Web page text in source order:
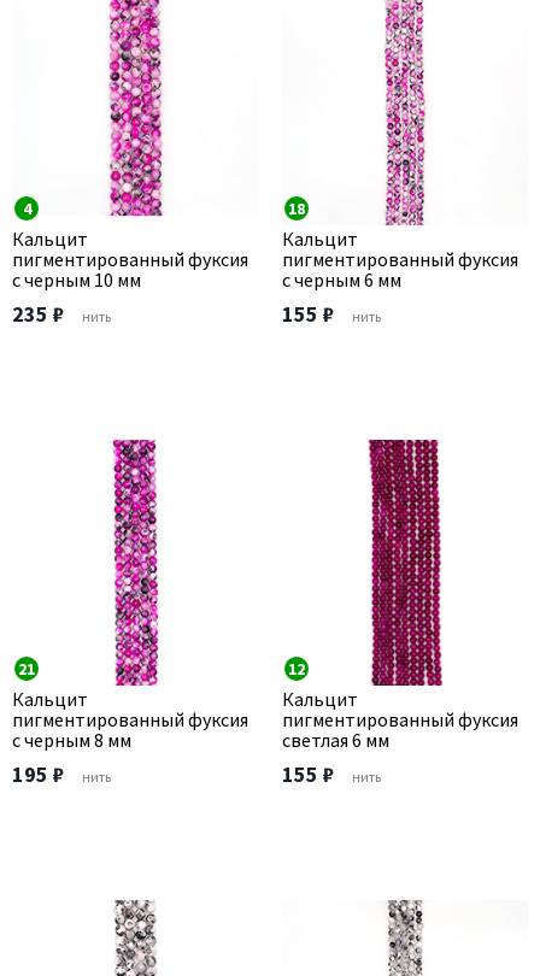
4
Кальцит
пигментированный фуксия
с черным 10 мм
235 ₽ нить
18
Кальцит
пигментированный фуксия
с черным 6 мм
155 ₽ нить
21
Кальцит
пигментированный фуксия
с черным 8 мм
195 ₽ нить
12
Кальцит
пигментированный фуксия
светлая 6 мм
155 ₽ нить